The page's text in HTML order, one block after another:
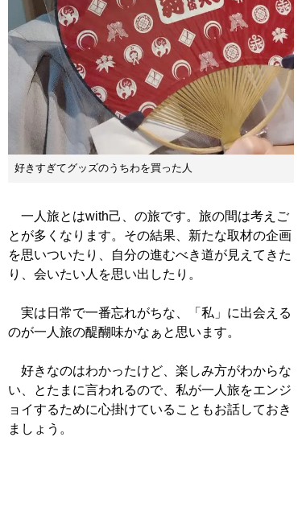
好きすぎてグッズのうちわを買った人
一人旅とはwith己、の旅です。旅の間は考えご
とが多くなります。その結果、新たな取材の企画
を思いついたり、自分の進むべき道が見えてきた
り、会いたい人を思い出したり。
実は日常で一番忘れがちな、「私」に出会える
のが一人旅の醍醐味かなぁと思います。
好きなのはわかったけど、楽しみ方がわからな
い、とたまに言われるので、私が一人旅をエンジ
ョイするために心掛けていることもお話しておき
ましょう。